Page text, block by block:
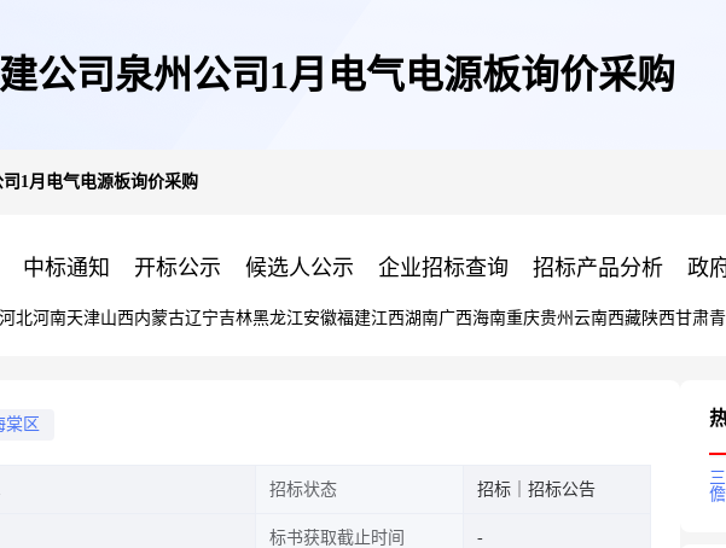
公司泉州公司1月电气电源板询价采购
1月电气电源板询价采购
中标通知 开标公示 候选人公示 企业招标查询 招标产品分析 政
河北河南天津山西内蒙古辽宁吉林黑龙江安徽福建江西湖南广西海南重庆贵州 云南西藏陕西甘肃
棠区
招标状态 招标｜招标公告
标书获取截止时间